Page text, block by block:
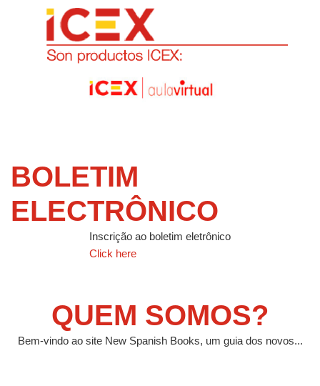
BOLETIM
ELECTRÔNICO
Inscrição ao boletim eletrônico
Click here
QUEM SOMOS?
Bem-vindo ao site New Spanish Books, um guia dos novos...